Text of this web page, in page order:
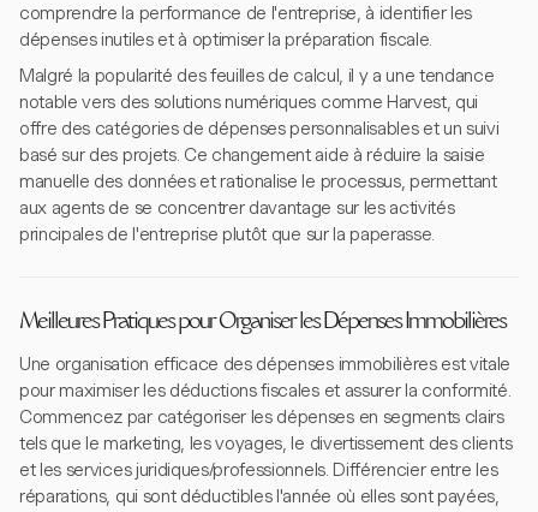
comprendre la performance de l'entreprise, à identifier les
dépenses inutiles et à optimiser la préparation fiscale.
Malgré la popularité des feuilles de calcul, il y a une tendance
notable vers des solutions numériques comme Harvest, qui
offre des catégories de dépenses personnalisables et un suivi
basé sur des projets. Ce changement aide à réduire la saisie
manuelle des données et rationalise le processus, permettant
aux agents de se concentrer davantage sur les activités
principales de l'entreprise plutôt que sur la paperasse.
Meilleures Pratiques pour Organiser les Dépenses Immobilières
Une organisation efficace des dépenses immobilières est vitale
pour maximiser les déductions fiscales et assurer la conformité.
Commencez par catégoriser les dépenses en segments clairs
tels que le marketing, les voyages, le divertissement des clients
et les services juridiques/professionnels. Différencier entre les
réparations, qui sont déductibles l'année où elles sont payées,